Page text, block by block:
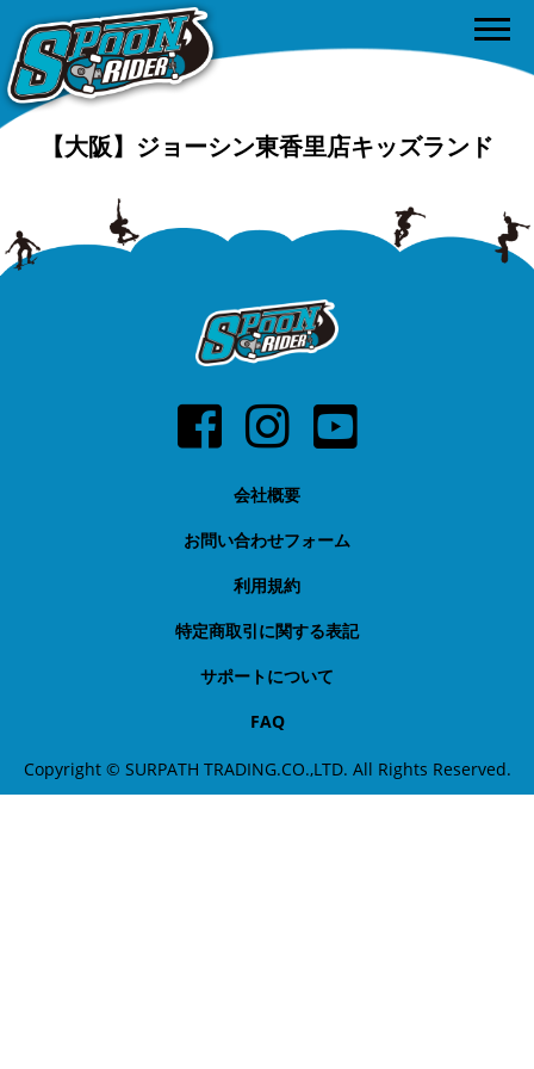
【大阪】ジョーシン東香里店キッズランド
会社概要
お問い合わせフォーム
利用規約
特定商取引に関する表記
サポートについて
FAQ
Copyright © SURPATH TRADING.CO.,LTD. All Rights Reserved.